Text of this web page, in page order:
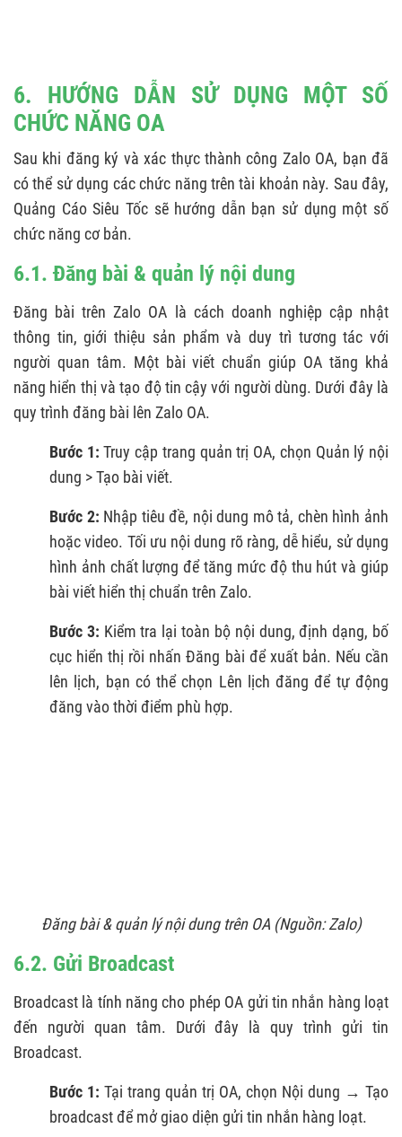
6. HƯỚNG DẪN SỬ DỤNG MỘT SỐ
CHỨC NĂNG OA
Sau khi đăng ký và xác thực thành công Zalo OA, bạn đã
có thể sử dụng các chức năng trên tài khoản này. Sau đây,
Quảng Cáo Siêu Tốc sẽ hướng dẫn bạn sử dụng một số
chức năng cơ bản.
6.1. Đăng bài & quản lý nội dung
Đăng bài trên Zalo OA là cách doanh nghiệp cập nhật
thông tin, giới thiệu sản phẩm và duy trì tương tác với
người quan tâm. Một bài viết chuẩn giúp OA tăng khả
năng hiển thị và tạo độ tin cậy với người dùng. Dưới đây là
quy trình đăng bài lên Zalo OA.
Bước 1:Truy cập trang quản trị OA, chọn Quản lý nội
dung > Tạo bài viết.
Bước 2: Nhập tiêu đề, nội dung mô tả, chèn hình ảnh
hoặc video. Tối ưu nội dung rõ ràng, dễ hiểu, sử dụng
hình ảnh chất lượng để tăng mức độ thu hút và giúp
bài viết hiển thị chuẩn trên Zalo.
Bước 3: Kiểm tra lại toàn bộ nội dung, định dạng, bố
cục hiển thị rồi nhấn Đăng bài để xuất bản. Nếu cần
lên lịch, bạn có thể chọn Lên lịch đăng để tự động
đăng vào thời điểm phù hợp.
Đăng bài & quản lý nội dung trên OA (Nguồn: Zalo)
6.2. Gửi Broadcast
Broadcast là tính năng cho phép OA gửi tin nhắn hàng loạt
đến người quan tâm. Dưới đây là quy trình gửi tin
Broadcast.
Bước 1: Tại trang quản trị OA, chọn Nội dung → Tạo
broadcast để mở giao diện gửi tin nhắn hàng loạt.